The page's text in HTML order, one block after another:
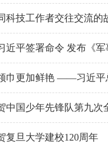
科技工作者交往交流的
近平签署命令 发布《军
中国少年先锋队第九次
复旦大学建校120周年